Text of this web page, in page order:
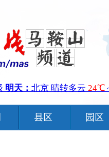
县区 园区